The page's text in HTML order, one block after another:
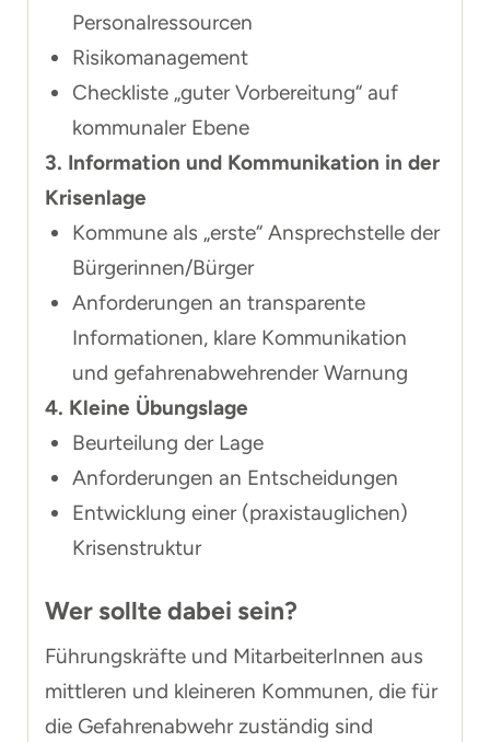
Personalressourcen
Risikomanagement
Checkliste „guter Vorbereitung“ auf
kommunaler Ebene
3. Information und Kommunikation in der
Krisenlage
Kommune als „erste“ Ansprechstelle der
Bürgerinnen/Bürger
Anforderungen an transparente
Informationen, klare Kommunikation
und gefahrenabwehrender Warnung
4. Kleine Übungslage
Beurteilung der Lage
Anforderungen an Entscheidungen
Entwicklung einer (praxistauglichen)
Krisenstruktur
Wer sollte dabei sein?
Führungskräfte und MitarbeiterInnen aus
mittleren und kleineren Kommunen, die für
die Gefahrenabwehr zuständig sind